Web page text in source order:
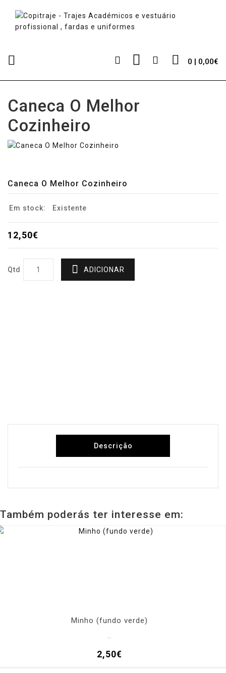
0 | 0,00€
Caneca O Melhor
Cozinheiro
Caneca O Melhor Cozinheiro
Em stock: Existente
12,50€
Qtd ADICIONAR
Descrição
Também poderás ter interesse em:
Minho (fundo verde)
2,50€